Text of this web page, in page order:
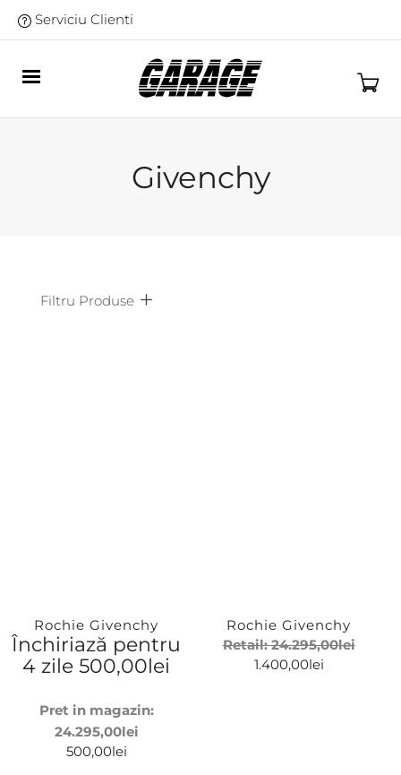
Serviciu Clienti
Givenchy
Filtru Produse
Marime
36
Rochie Givenchy
Închiriază pentru
4 zile500,00lei
Pret in magazin:
24.295,00lei
500,00lei
Rochie Givenchy
Retail:24.295,00lei
1.400,00lei